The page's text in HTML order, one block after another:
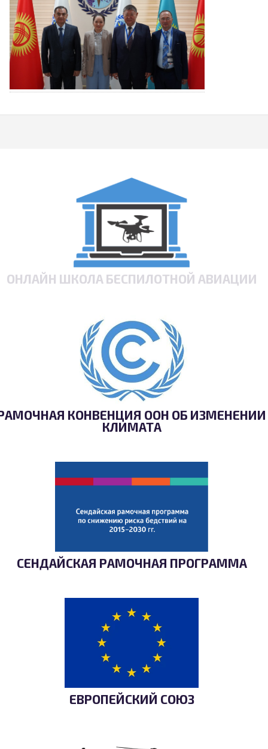
ОНЛАЙН ШКОЛА БЕСПИЛОТНОЙ АВИАЦИИ
КОНВЕНЦИЯ ООН ОБ ИЗМЕНЕНИИ
КЛИМАТА
СЕНДАЙСКАЯ РАМОЧНАЯ ПРОГРАММА
ЕВРОПЕЙСКИЙ СОЮЗ